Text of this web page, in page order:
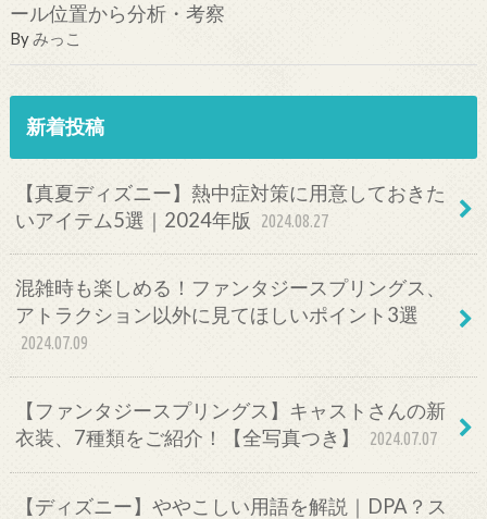
ール位置から分析・考察
Byみっこ
新着投稿
【真夏ディズニー】熱中症対策に用意しておきた
いアイテム5選｜2024年版
2024.08.27
混雑時も楽しめる！ファンタジースプリングス、
アトラクション以外に見てほしいポイント3選
2024.07.09
【ファンタジースプリングス】キャストさんの新
衣装、7種類をご紹介！【全写真つき】
2024.07.07
【ディズニー】ややこしい用語を解説｜DPA？ス